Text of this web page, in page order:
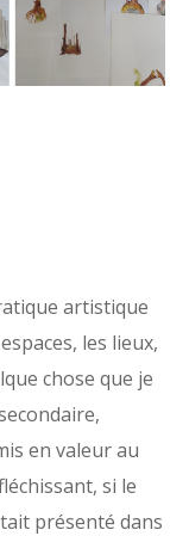
artistique
les lieux,
chose que je
en valeur au
si le
présenté dans